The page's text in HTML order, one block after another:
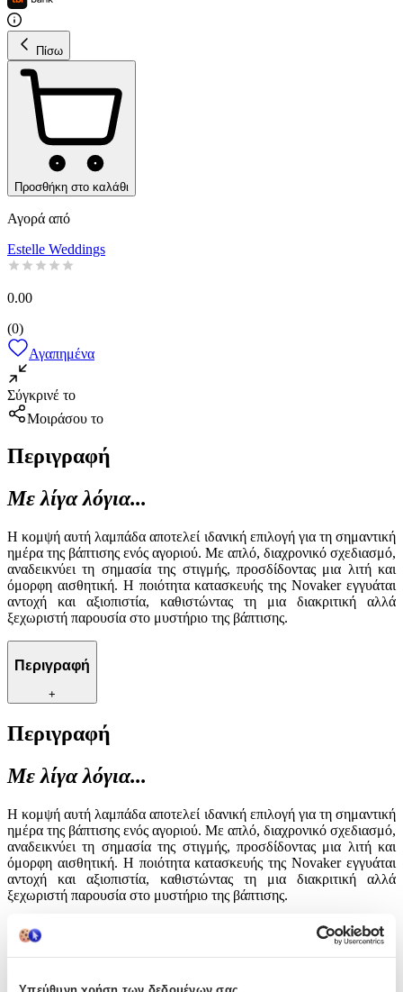
Πίσω
Προσθήκη στο καλάθι
Αγορά από
Estelle Weddings
0.00
(0)
Αγαπημένα
Σύγκρινέ το
Μοιράσου το
Περιγραφή
Με λίγα λόγια...
Η κομψή αυτή λαμπάδα αποτελεί ιδανική επιλογή για τη σημαντική
ημέρα της βάπτισης ενός αγοριού. Με απλό, διαχρονικό σχεδιασμό,
αναδεικνύει τη σημασία της στιγμής, προσδίδοντας μια λιτή και
όμορφη αισθητική. Η ποιότητα κατασκευής της Novaker εγγυάται
αντοχή και αξιοπιστία, καθιστώντας τη μια διακριτική αλλά
ξεχωριστή παρουσία στο μυστήριο της βάπτισης.
Περιγραφή
+
Περιγραφή
Με λίγα λόγια...
Η κομψή αυτή λαμπάδα αποτελεί ιδανική επιλογή για τη σημαντική
ημέρα της βάπτισης ενός αγοριού. Με απλό, διαχρονικό σχεδιασμό,
αναδεικνύει τη σημασία της στιγμής, προσδίδοντας μια λιτή και
όμορφη αισθητική. Η ποιότητα κατασκευής της Novaker εγγυάται
αντοχή και αξιοπιστία, καθιστώντας τη μια διακριτική αλλά
ξεχωριστή παρουσία στο μυστήριο της βάπτισης.
Χαρακτηριστικά